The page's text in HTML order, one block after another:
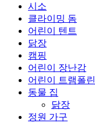
시소
클라이밍 돔
어린이 텐트
닭장
캠핑
어린이 장난감
어린이 트램폴린
동물 집
닭장
정원 가구